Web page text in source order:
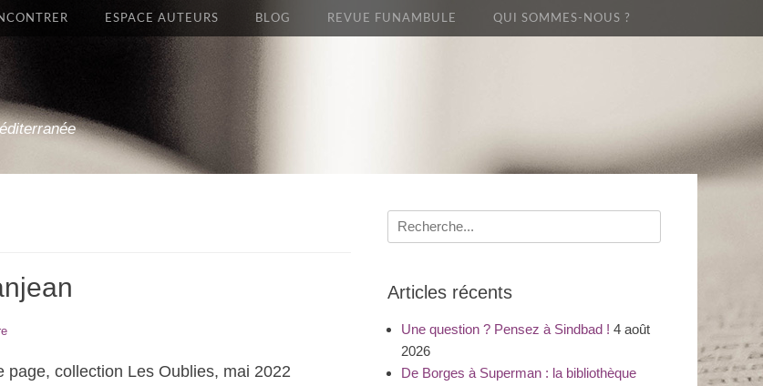
ESPACE AUTEURS BLOG REVUE FUNAMBULE QUI SOMMES-NOUS ?
collection Les Oublies, mai 2022
Recherche
pour
Articles récents
Une question ? Pensez à Sindbad ! 4 août
2026
De Borges à Superman : la bibliothèque